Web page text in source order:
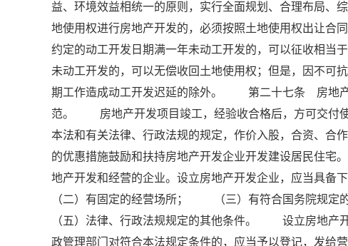
益、环境效益相统一的原则，实行全面规划、合理布
地使用权进行房地产开发的，必须按照土地使用权出让合
约定的动工开发日期满一年未动工开发的，可以征收相当
未动工开发的，可以无偿收回土地使用权；但是，因不可
期工作造成动工开发迟延的除外。 第二十七条 房地产
范。 房地产开发项目竣工，经验收合格后，方可交
本法和有关法律、行政法规的规定，作价入股，合资
的优惠措施鼓励和扶持房地产开发企业开发建设居民
地产开发和经营的企业。设立房地产开发企业，应当
（二）有固定的经营场所； （三）有符合国务院
（五）法律、行政法规规定的其他条件。 设立房地产
政管理部门对符合本法规定条件的，应当予以登记，发